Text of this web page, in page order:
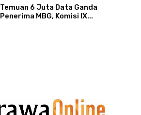
Temuan 6 Juta Data Ganda
Penerima MBG, Komisi IX...